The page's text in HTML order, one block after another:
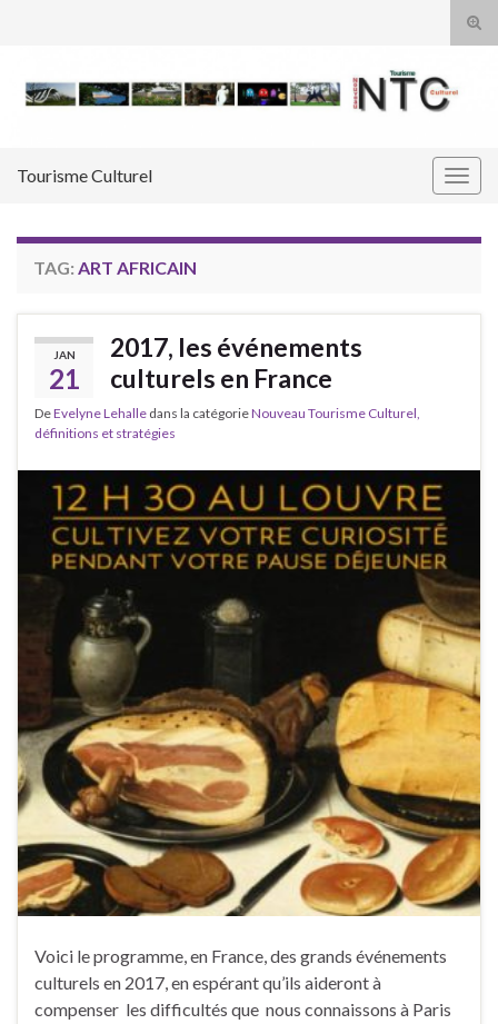
Tourisme Culturel
TAG: ART AFRICAIN
JAN
21
2017, les événements
culturels en France
DeEvelyne Lehalle dans la catégorieNouveau Tourisme Culturel,
définitions et stratégies
Voici le programme, en France, des grands événements
culturels en 2017, en espérant qu’ils aideront à
compenser les difficultés que nous connaissons à Paris